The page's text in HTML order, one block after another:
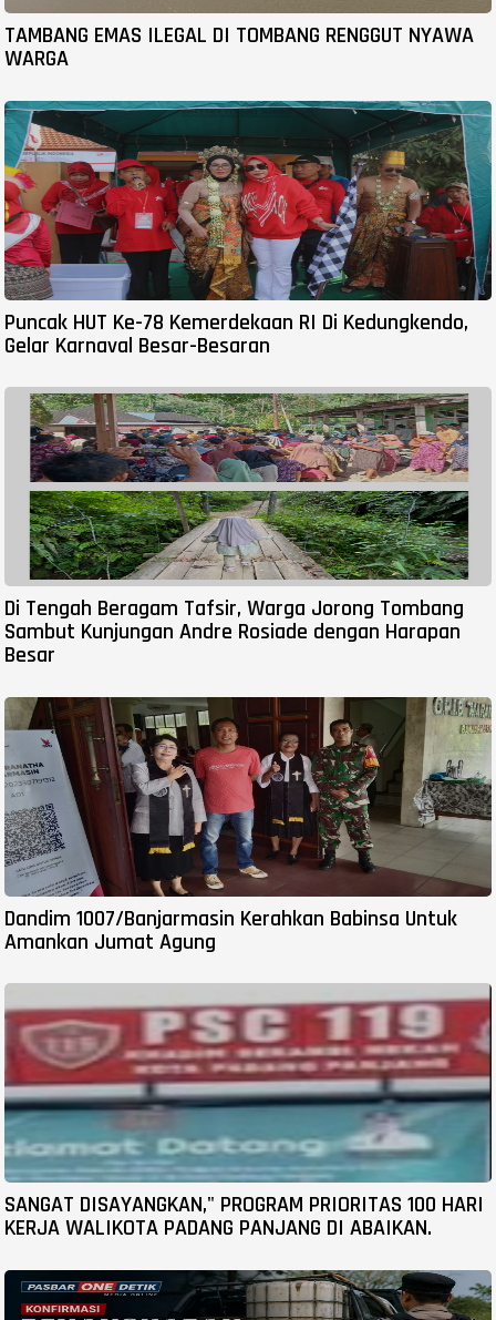
TAMBANG EMAS ILEGAL DI TOMBANG RENGGUT NYAWA
WARGA
Puncak HUT Ke-78 Kemerdekaan RI Di Kedungkendo,
Gelar Karnaval Besar-Besaran
Di Tengah Beragam Tafsir, Warga Jorong Tombang
Sambut Kunjungan Andre Rosiade dengan Harapan
Besar
Dandim 1007/Banjarmasin Kerahkan Babinsa Untuk
Amankan Jumat Agung
SANGAT DISAYANGKAN," PROGRAM PRIORITAS 100 HARI
KERJA WALIKOTA PADANG PANJANG DI ABAIKAN.